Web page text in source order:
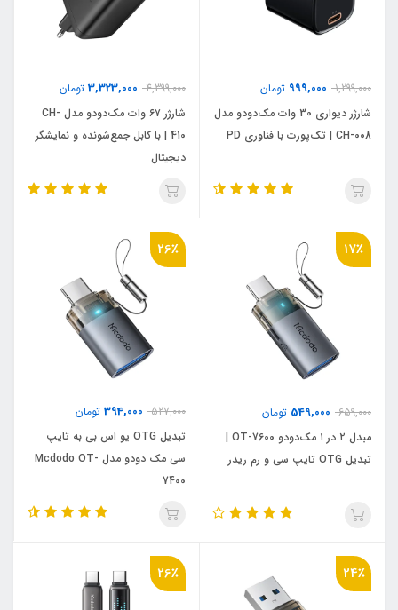
1,299,000
999,000 تومان
شارژر دیواری 30 وات مک‌دودو مدل
CH-008 | تک‌پورت با فناوری PD
4,399,000
3,323,000 تومان
شارژر ۶۷ وات مک‌دودو مدل CH-
410 | با کابل جمع‌شونده و نمایشگر
دیجیتال
17٪
659,000
549,000 تومان
مبدل ۲ در ۱ مک‌دودو OT-7600 |
تبدیل OTG تایپ سی و رم ریدر
26٪
527,000
394,000 تومان
تبدیل OTG یو اس بی به تایپ
سی مک دودو مدل Mcdodo OT-
7400
24٪ 26٪